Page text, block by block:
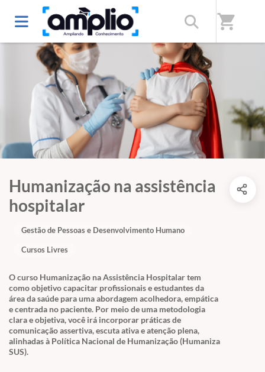
shopping_cart
Humanização na assistência
hospitalar
O curso Humanização na Assistência Hospitalar tem
como objetivo capacitar profissionais e estudantes da
área da saúde para uma abordagem acolhedora, empática
e centrada no paciente. Por meio de uma metodologia
clara e objetiva, você irá incorporar práticas de
comunicação assertiva, escuta ativa e atenção plena,
alinhadas à Política Nacional de Humanização (Humaniza
SUS).
Gestão de Pessoas e Desenvolvimento Humano
Cursos Livres